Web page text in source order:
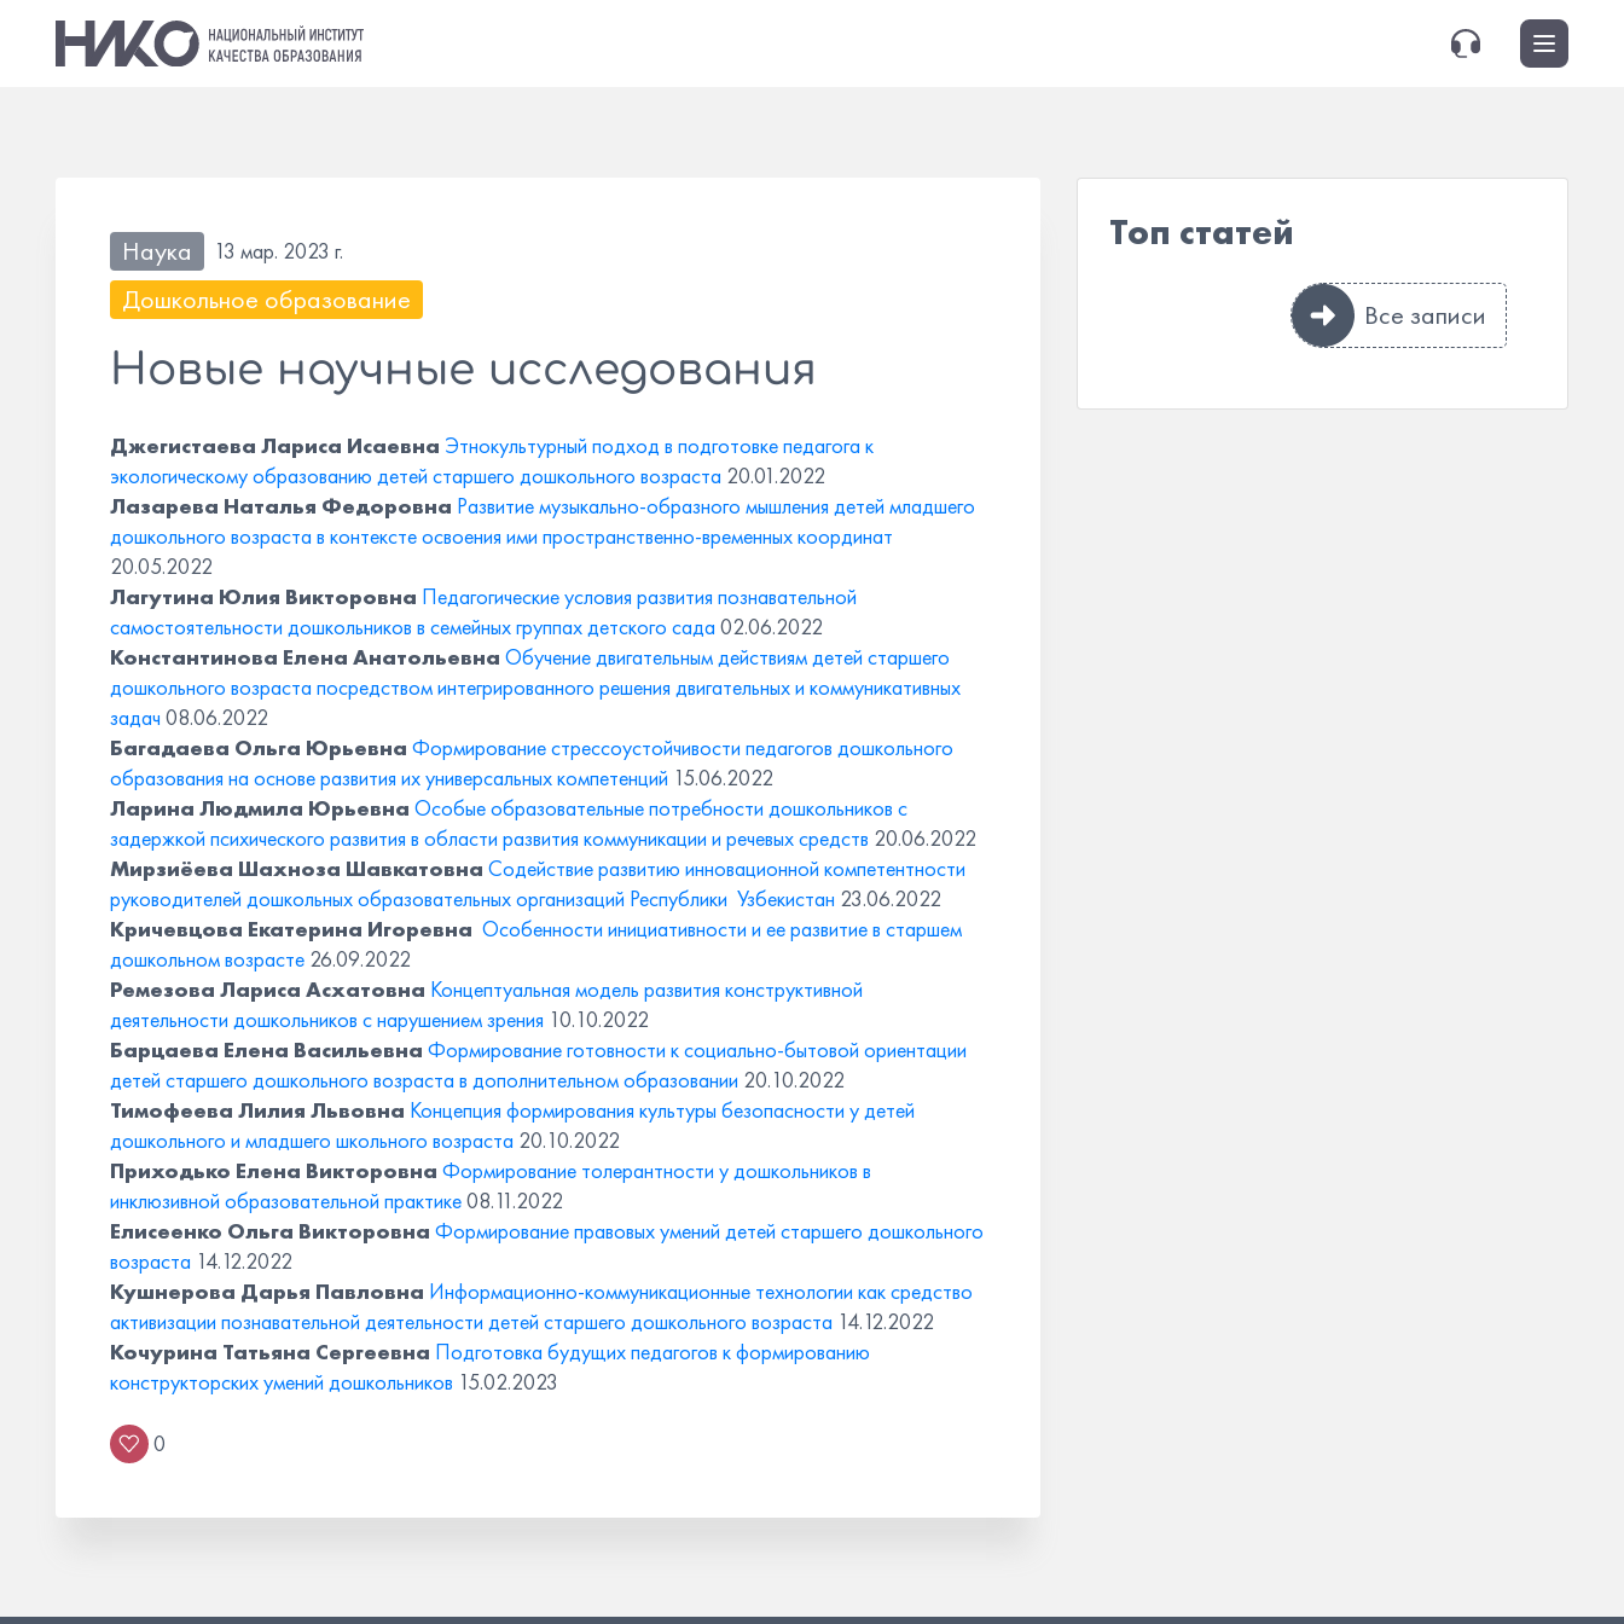
Наука 13 мар. 2023 г.
Дошкольное образование
Новые научные исследования
Джегистаева Лариса Исаевна Этнокультурный подход в подготовке педагога к
экологическому образованию детей старшего дошкольного возраста 20.01.2022
Лазарева Наталья Федоровна Развитие музыкально-образного мышления детей младшего
дошкольного возраста в контексте освоения ими пространственно-временных координат
20.05.2022
Лагутина Юлия Викторовна Педагогические условия развития познавательной
самостоятельности дошкольников в семейных группах детского сада 02.06.2022
Константинова Елена Анатольевна Обучение двигательным действиям детей старшего
дошкольного возраста посредством интегрированного решения двигательных и коммуникативных
задач 08.06.2022
Багадаева Ольга Юрьевна Формирование стрессоустойчивости педагогов дошкольного
образования на основе развития их универсальных компетенций 15.06.2022
Ларина Людмила Юрьевна Особые образовательные потребности дошкольников с
задержкой психического развития в области развития коммуникации и речевых средств 20.06.2022
Мирзиёева Шахноза Шавкатовна Содействие развитию инновационной компетентности
руководителей дошкольных образовательных организаций Республики Узбекистан 23.06.2022
Кричевцова Екатерина Игоревна Особенности инициативности и ее развитие в старшем
дошкольном возрасте 26.09.2022
Ремезова Лариса Асхатовна Концептуальная модель развития конструктивной
деятельности дошкольников с нарушением зрения 10.10.2022
Барцаева Елена Васильевна Формирование готовности к социально-бытовой ориентации
детей старшего дошкольного возраста в дополнительном образовании 20.10.2022
Тимофеева Лилия Львовна Концепция формирования культуры безопасности у детей
дошкольного и младшего школьного возраста 20.10.2022
Приходько Елена Викторовна Формирование толерантности у дошкольников в
инклюзивной образовательной практике08.11.2022
Елисеенко Ольга Викторовна Формирование правовых умений детей старшего дошкольного
возраста 14.12.2022
Кушнерова Дарья Павловна Информационно-коммуникационные технологии как средство
активизации познавательной деятельности детей старшего дошкольного возраста 14.12.2022
Кочурина Татьяна Сергеевна Подготовка будущих педагогов к формированию
конструкторских умений дошкольников 15.02.2023
0
Топ статей
Все записи